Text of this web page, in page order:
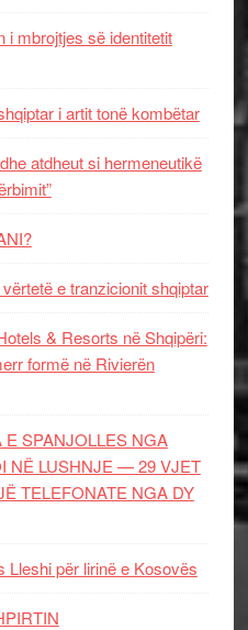
i mbrojtjes së identitetit
i artit tonë kombëtar
atdheut si hermeneutikë
e tranzicionit shqiptar
& Resorts në Shqipëri:
formë në Rivierën
E SPANJOLLES NGA
NË LUSHNJE — 29 VJET
TELEFONATE NGA DY
Lleshi për lirinë e Kosovës